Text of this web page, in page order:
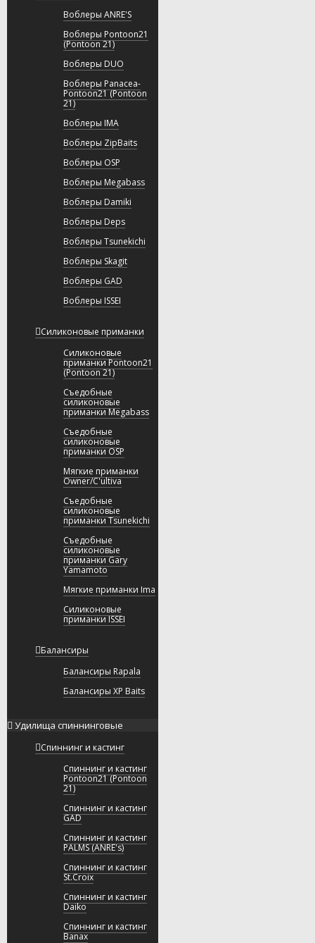
Воблеры ANRE'S
Воблеры Pontoon21
(Pontoon 21)
Воблеры DUO
Воблеры Panacea-
Pontoon21 (Pontoon
21)
Воблеры IMA
Воблеры ZipBaits
Воблеры OSP
Воблеры Megabass
Воблеры Damiki
Воблеры Deps
Воблеры Tsunekichi
Воблеры Skagit
Воблеры GAD
Воблеры ISSEI
Силиконовые приманки
Силиконовые
приманки Pontoon21
(Pontoon 21)
Съедобные
силиконовые
приманки Megabass
Съедобные
силиконовые
приманки OSP
Мягкие приманки
Owner/C'ultiva
Съедобные
силиконовые
приманки Tsunekichi
Съедобные
силиконовые
приманки Gary
Yamamoto
Мягкие приманки Ima
Силиконовые
приманки ISSEI
Балансиры
Балансиры Rapala
Балансиры XP Baits
Удилища спиннинговые
Спиннинг и кастинг
Спиннинг и кастинг
Pontoon21 (Pontoon
21)
Спиннинг и кастинг
GAD
Спиннинг и кастинг
PALMS (ANRE's)
Спиннинг и кастинг
St.Croix
Спиннинг и кастинг
Daiko
Спиннинг и кастинг
Banax